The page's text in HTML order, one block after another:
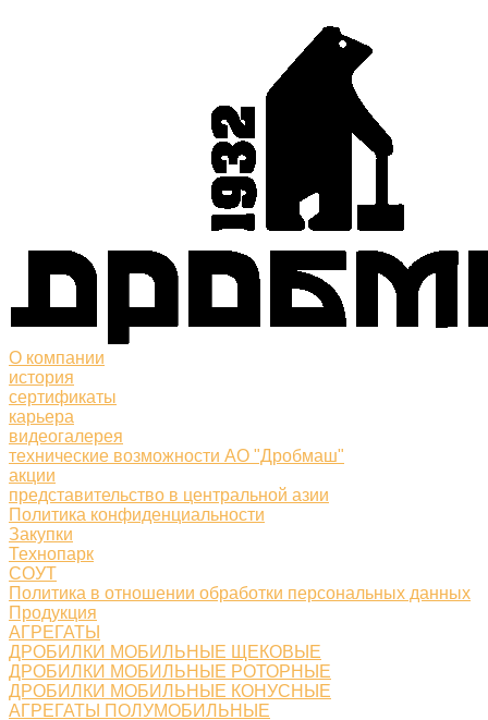
О компании
история
сертификаты
карьера
видеогалерея
технические возможности АО "Дробмаш"
акции
представительство в центральной азии
Политика конфиденциальности
Закупки
Технопарк
СОУТ
Политика в отношении обработки персональных данных
Продукция
АГРЕГАТЫ
ДРОБИЛКИ МОБИЛЬНЫЕ ЩЕКОВЫЕ
ДРОБИЛКИ МОБИЛЬНЫЕ РОТОРНЫЕ
ДРОБИЛКИ МОБИЛЬНЫЕ КОНУСНЫЕ
АГРЕГАТЫ ПОЛУМОБИЛЬНЫЕ